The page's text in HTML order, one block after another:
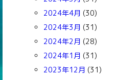
2024年4月 (30)
2024年3月 (31)
2024年2月 (28)
2024年1月 (31)
2023年12月 (31)